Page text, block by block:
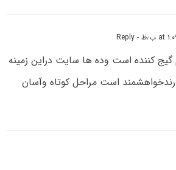
- Reply
کننده است وده ها سایت دراین زمینه
است مراحل کوتاه وآسان